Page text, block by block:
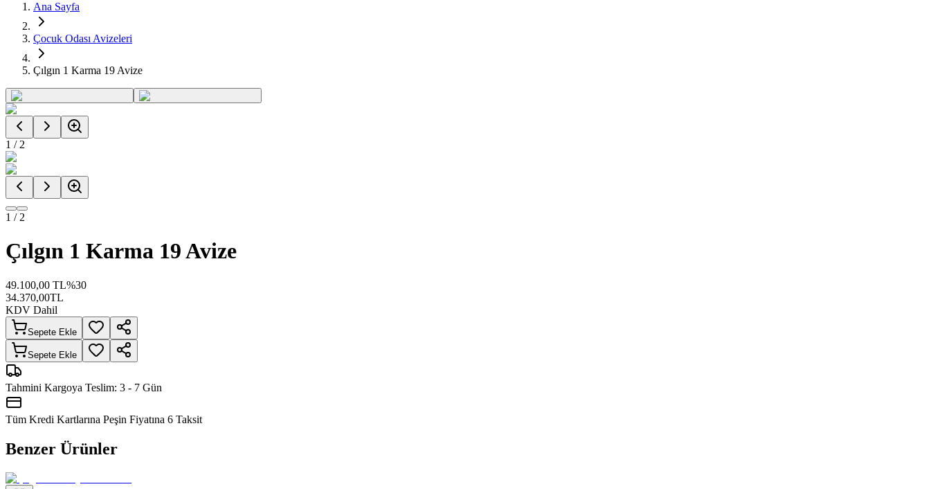
Ana Sayfa
Çocuk Odası Avizeleri
Çılgın 1 Karma 19 Avize
1 / 2
1 / 2
Çılgın 1 Karma 19 Avize
49.100,00 TL%30
34.370,00TL
KDV Dahil
Sepete Ekle
Sepete Ekle
Tahmini Kargoya Teslim: 3 - 7 Gün
Tüm Kredi Kartlarına Peşin Fiyatına 6 Taksit
Benzer Ürünler